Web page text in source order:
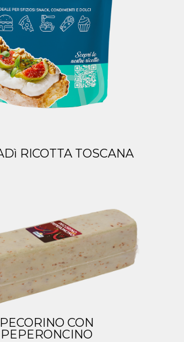
RICOTTA TOSCANA
PECORINO CON
PEPERONCINO